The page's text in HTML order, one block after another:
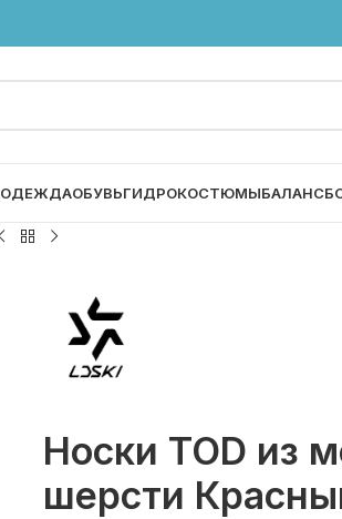
ОДЕЖДАОБУВЬГИДРОКОСТЮМЫ
Носки TOD из
шерсти